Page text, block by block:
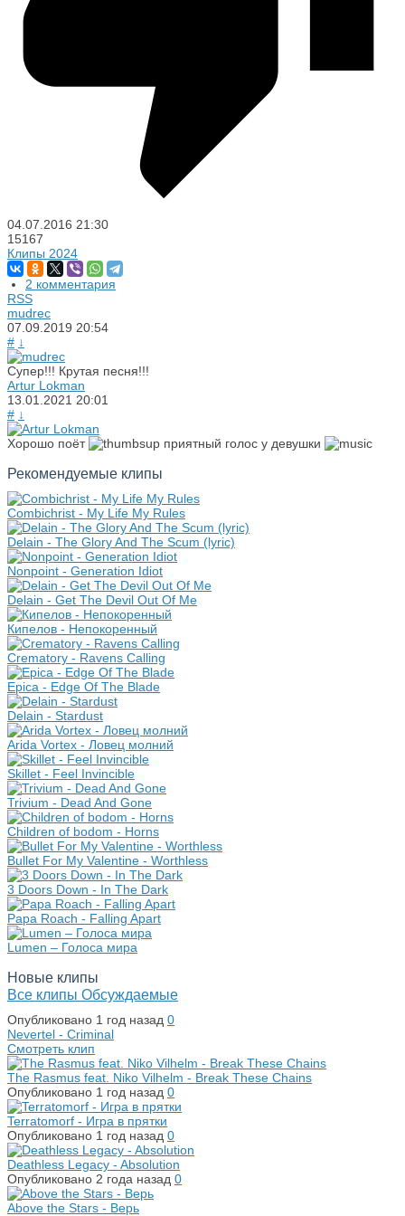
04.07.2016 21:30
15167
Клипы 2024
2 комментария
RSS
mudrec
07.09.2019 20:54
# ↓
Супер!!! Крутая песня!!!
Artur Lokman
13.01.2021 20:01
# ↓
Хорошо поёт
приятный голос у девушки
Рекомендуемые клипы
Combichrist - My Life My Rules
Delain - The Glory And The Scum (lyric)
Nonpoint - Generation Idiot
Delain - Get The Devil Out Of Me
Кипелов - Непокоренный
Crematory - Ravens Calling
Epica - Edge Of The Blade
Delain - Stardust
Arida Vortex - Ловец молний
Skillet - Feel Invincible
Trivium - Dead And Gone
Children of bodom - Horns
Bullet For My Valentine - Worthless
3 Doors Down - In The Dark
Papa Roach - Falling Apart
Lumen – Голоса мира
Новые клипы
Все клипы Обсуждаемые
Опубликовано 1 год назад 0
Nevertel - Criminal
Смотреть клип
The Rasmus feat. Niko Vilhelm - Break These Chains
Опубликовано 1 год назад 0
Terratomorf - Игра в прятки
Опубликовано 1 год назад 0
Deathless Legacy - Absolution
Опубликовано 2 года назад 0
Above the Stars - Верь